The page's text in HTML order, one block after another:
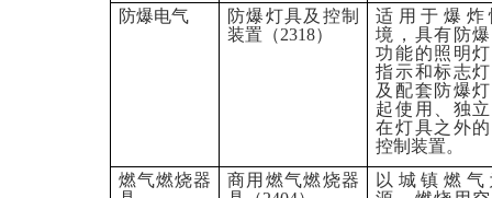
防爆电气
防爆灯具及控制
装置（2318）
适用于爆炸
境，具有防
功能的照明
指示和标志
及配套防爆
起使用、独
在灯具之外
控制装置。
燃气燃烧器
商用燃气燃烧器
以城镇燃气